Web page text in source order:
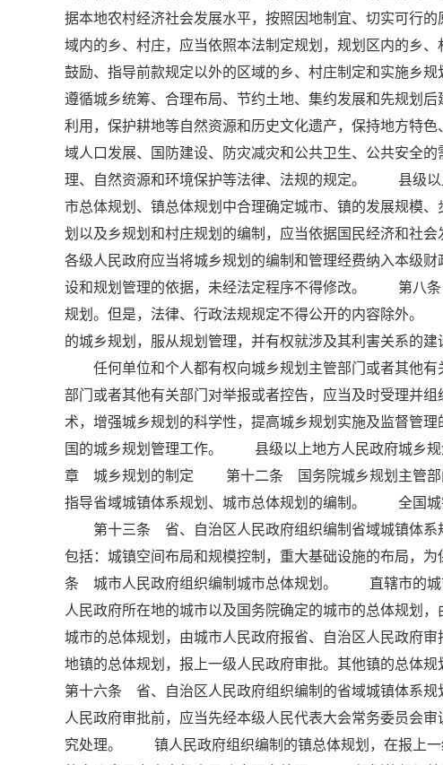
据本地农村经济社会发展水平，按照因地制宜、切实可行
域内的乡、村庄，应当依照本法制定规划，规划区内的
鼓励、指导前款规定以外的区域的乡、村庄制定和实施
遵循城乡统筹、合理布局、节约土地、集约发展和先规划
利用，保护耕地等自然资源和历史文化遗产，保持地方特
域人口发展、国防建设、防灾减灾和公共卫生、公共安
理、自然资源和环境保护等法律、法规的规定。 县级以
市总体规划、镇总体规划中合理确定城市、镇的发展规
划以及乡规划和村庄规划的编制，应当依据国民经济和
各级人民政府应当将城乡规划的编制和管理经费纳入本
设和规划管理的依据，未经法定程序不得修改。 第八条
规划。但是，法律、行政法规规定不得公开的内容除外
的城乡规划，服从规划管理，并有权就涉及其利害关系的
任何单位和个人都有权向城乡规划主管部门或者其他有
部门或者其他有关部门对举报或者控告，应当及时受理
术，增强城乡规划的科学性，提高城乡规划实施及监督
国的城乡规划管理工作。 县级以上地方人民政府城乡规
章 城乡规划的制定 第十二条 国务院城乡规划主管部门
指导省域城镇体系规划、城市总体规划的编制。 全国城
第十三条 省、自治区人民政府组织编制省域城镇体
包括：城镇空间布局和规模控制，重大基础设施的布局
条 城市人民政府组织编制城市总体规划。 直辖市的城
人民政府所在地的城市以及国务院确定的城市的总体规划
城市的总体规划，由城市人民政府报省、自治区人民政
地镇的总体规划，报上一级人民政府审批。其他镇的总
第十六条 省、自治区人民政府组织编制的省域城镇体系
人民政府审批前，应当先经本级人民代表大会常务委员会
究处理。 镇人民政府组织编制的镇总体规划，在报上一